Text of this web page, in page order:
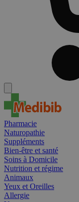
Pharmacie
Naturopathie
Suppléments
Bien-être et santé
Soins à Domicile
Nutrition et régime
Animaux
Yeux et Oreilles
Allergie